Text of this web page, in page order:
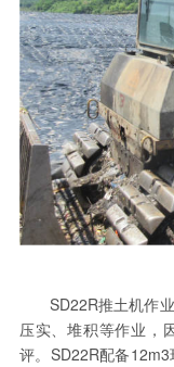
SD22R推土机作
压实、堆积等作业，
评。SD22R配备